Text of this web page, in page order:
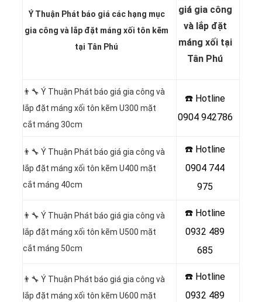
Ý Thuận Phát báo giá các hạng mục
gia công và lắp đặt máng xối tôn kẽm
tại Tân Phú
giá gia công
và lắp đặt
máng xối tại
Tân Phú
👨‍🔧 Ý Thuận Phát báo giá gia công và
lắp đặt máng xối tôn kẽm U300 mặt
cắt máng 30cm
☎️ Hotline
0904 942786
👨‍🔧 Ý Thuận Phát báo giá gia công và
lắp đặt máng xối tôn kẽm U400 mặt
cắt máng 40cm
☎️ Hotline
0904 744
975
👨‍🔧 Ý Thuận Phát báo giá gia công và
lắp đặt máng xối tôn kẽm U500 mặt
cắt máng 50cm
☎️ Hotline
0932 489
685
👨‍🔧 Ý Thuận Phát báo giá gia công và
lắp đặt máng xối tôn kẽm U600 mặt
☎️ Hotline
0932 489